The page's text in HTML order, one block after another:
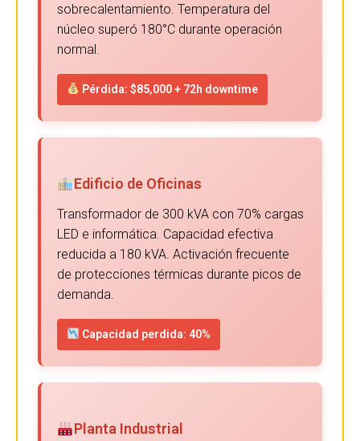
sobrecalentamiento. Temperatura del
núcleo superó 180°C durante operación
normal.
Pérdida: $85,000 + 72h downtime
Edificio de Oficinas
Transformador de 300 kVA con 70% cargas
LED e informática. Capacidad efectiva
reducida a 180 kVA. Activación frecuente
de protecciones térmicas durante picos de
demanda.
Capacidad perdida: 40%
Planta Industrial